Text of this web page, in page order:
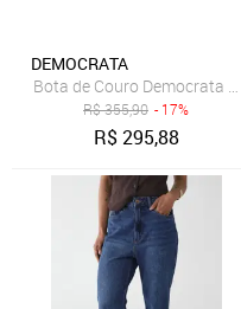
DEMOCRATA
Bota de Couro Democrata
R$355,90 - 17%
R$295,88